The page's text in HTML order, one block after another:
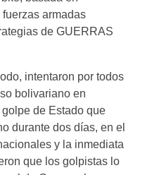
armadas
de GUERRAS
intentaron por todos
bolivariano en
de Estado que
durante dos días, en el
y la inmediata
que los golpistas lo